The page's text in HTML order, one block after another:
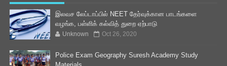
இலவச லேப்டாப்பில் NEET தேர்வுக்கான பாடங்களை
வழங்க, பள்ளிக் கல்வித் துறை ஏற்பாடு
Unknown Oct 26, 2020
Police Exam Geography Suresh Academy Study